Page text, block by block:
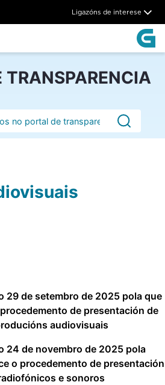
-
Ligazóns de interese
TRANSPARENCIA
29 de setembro de 2025 pola que
de presentación de
audiovisuais
24 de novembro de 2025 pola
o procedemento de presentación
e sonoros